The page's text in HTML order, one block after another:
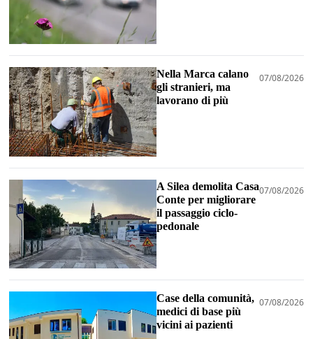
Nella Marca calano
gli stranieri, ma
lavorano di più
07/08/2026
A Silea demolita Casa
Conte per migliorare
il passaggio ciclo-
pedonale
07/08/2026
Case della comunità,
medici di base più
vicini ai pazienti
07/08/2026